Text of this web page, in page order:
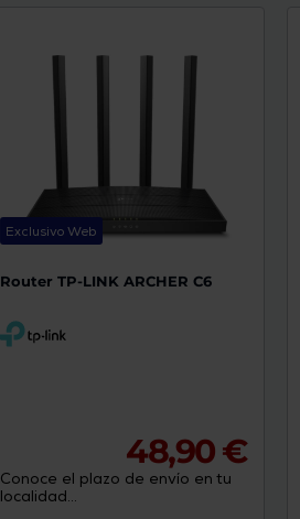
Exclusivo Web
Router TP-LINK ARCHER C6
48,90 €
Conoce el plazo de envío en tu
localidad...